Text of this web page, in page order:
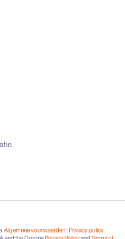
Algemene voorwaarden| Privacy policy